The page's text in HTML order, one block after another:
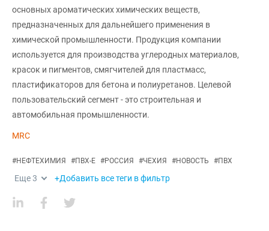
основных ароматических химических веществ,
предназначенных для дальнейшего применения в
химической промышленности. Продукция компании
используется для производства углеродных материалов,
красок и пигментов, смягчителей для пластмасс,
пластификаторов для бетона и полиуретанов. Целевой
пользовательский сегмент - это строительная и
автомобильная промышленности.
MRC
#НЕФТЕХИМИЯ #ПВХ-Е #РОССИЯ #ЧЕХИЯ #НОВОСТЬ #ПВХ
Еще3 +Добавить все теги в фильтр